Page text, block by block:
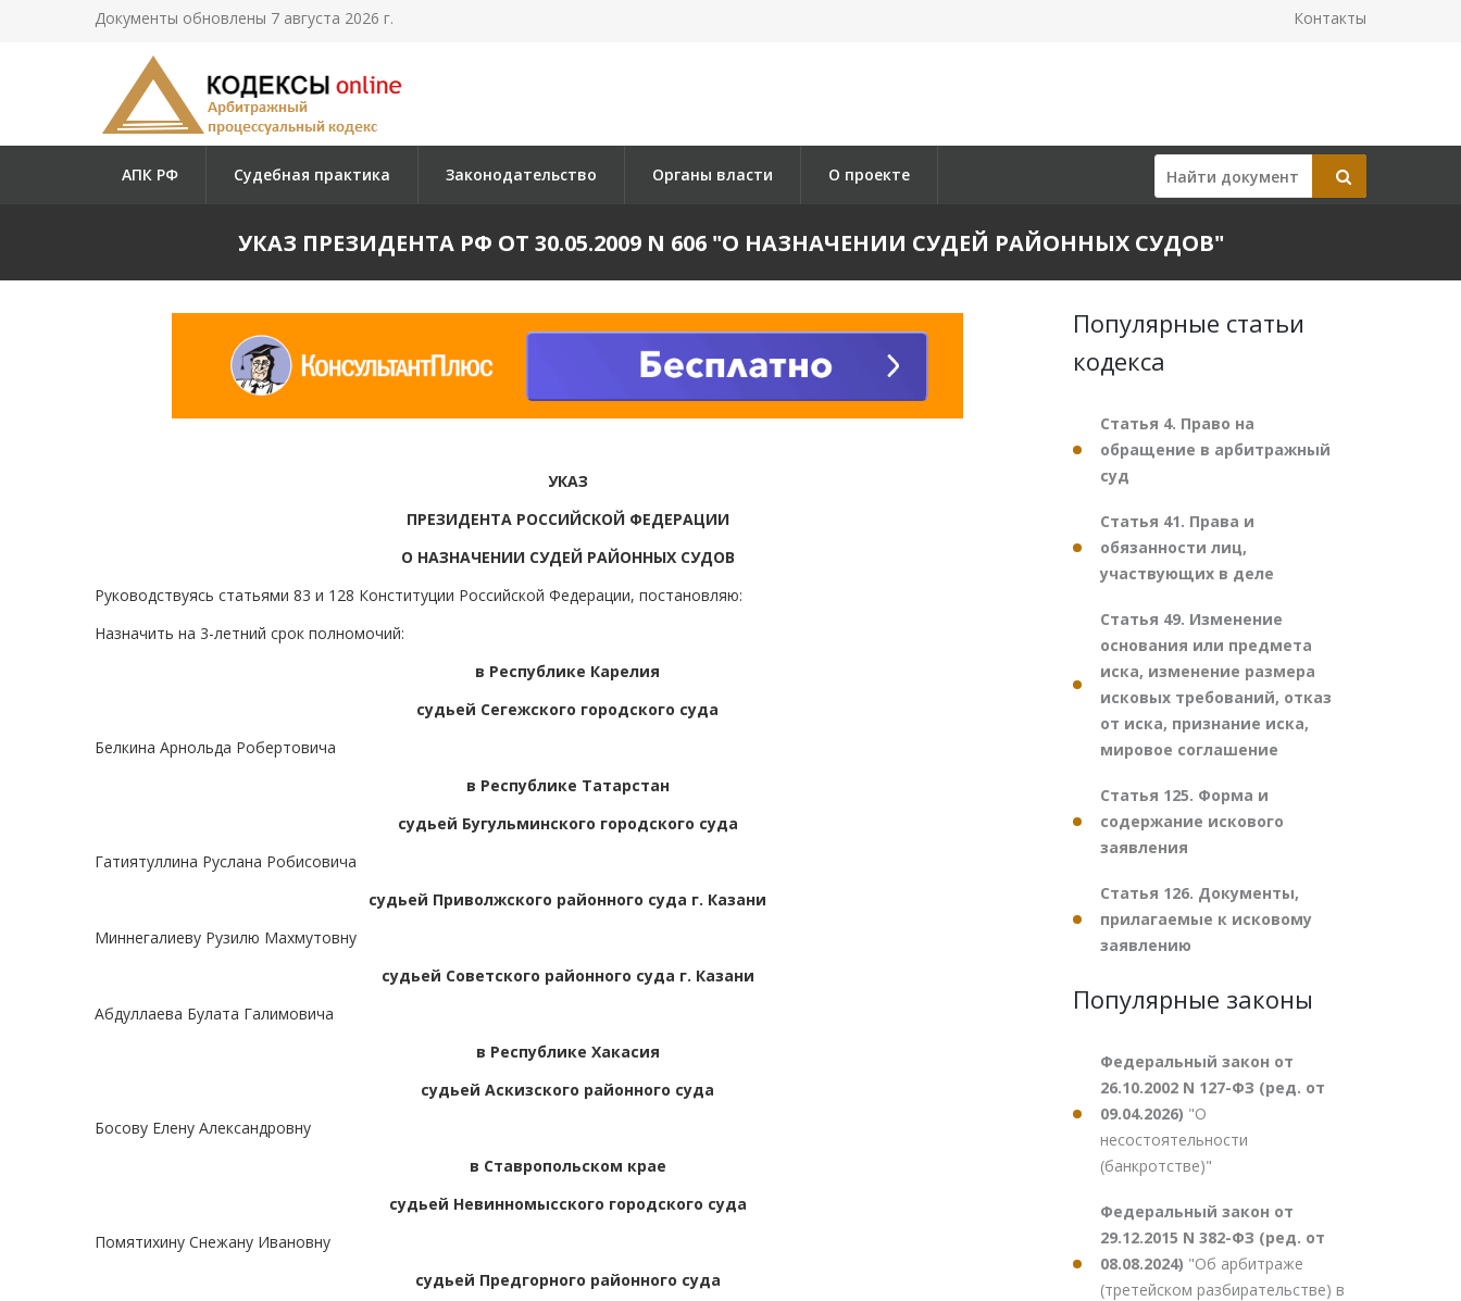
Документы обновлены 7 августа 2026 г. Контакты
АПК РФ Судебная практика Законодательство Органы власти О проекте
УКАЗ ПРЕЗИДЕНТА РФ ОТ 30.05.2009 N 606 "О НАЗНАЧЕНИИ СУДЕЙ РАЙОННЫХ СУДОВ"
УКАЗ
ПРЕЗИДЕНТА РОССИЙСКОЙ ФЕДЕРАЦИИ
О НАЗНАЧЕНИИ СУДЕЙ РАЙОННЫХ СУДОВ
Руководствуясь статьями 83 и 128 Конституции Российской Федерации, постановляю:
Назначить на 3-летний срок полномочий:
в Республике Карелия
судьей Сегежского городского суда
Белкина Арнольда Робертовича
в Республике Татарстан
судьей Бугульминского городского суда
Гатиятуллина Руслана Робисовича
судьей Приволжского районного суда г. Казани
Миннегалиеву Рузилю Махмутовну
судьей Советского районного суда г. Казани
Абдуллаева Булата Галимовича
в Республике Хакасия
судьей Аскизского районного суда
Босову Елену Александровну
в Ставропольском крае
судьей Невинномысского городского суда
Помятихину Снежану Ивановну
судьей Предгорного районного суда
Популярные статьи
кодекса
Статья 4. Право на
обращение в арбитражный
суд
Статья 41. Права и
обязанности лиц,
участвующих в деле
Статья 49. Изменение
основания или предмета
иска, изменение размера
исковых требований, отказ
от иска, признание иска,
мировое соглашение
Статья 125. Форма и
содержание искового
заявления
Статья 126. Документы,
прилагаемые к исковому
заявлению
Популярные законы
Федеральный закон от
26.10.2002 N 127-ФЗ (ред. от
09.04.2026) "О
несостоятельности
(банкротстве)"
Федеральный закон от
29.12.2015 N 382-ФЗ (ред. от
08.08.2024) "Об арбитраже
(третейском разбирательстве) в